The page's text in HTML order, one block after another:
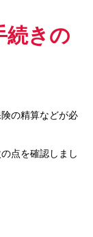
続きの
の精算などが必
点を確認しまし